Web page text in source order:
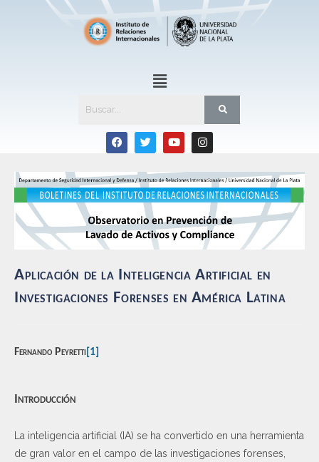
Aplicación de la Inteligencia Artificial en
Investigaciones Forenses en América Latina
Fernando Peyretti [1]
Introducción
La inteligencia artificial (IA) se ha convertido en una herramienta
de gran valor en el campo de las investigaciones forenses,